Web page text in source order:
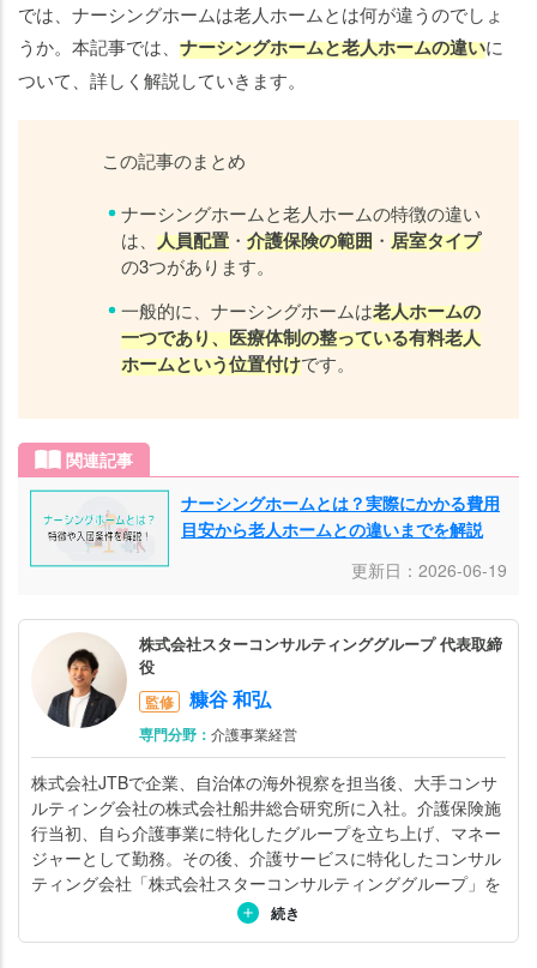
では、ナーシングホームは老人ホームとは何が違うのでしょ
うか。本記事では、 ナーシングホームと老人ホームの違いに
ついて、詳しく解説していきます。
この記事のまとめ
ナーシングホームと老人ホームの特徴の違い
は、 人員配置 ・ 介護保険の範囲 ・ 居室タイプ
の3つがあります。
一般的に、ナーシングホームは老人ホームの
一つであり、医療体制の整っている有料老人
ホームという位置付けです。
関連記事
ナーシングホームとは？実際にかかる費用
目安から老人ホームとの違いまでを解説
更新日：2026-06-19
株式会社スターコンサルティンググループ 代表取締
役
監修 糠谷 和弘
専門分野： 介護事業経営
株式会社JTBで企業、自治体の海外視察を担当後、大手コンサ
ルティング会社の株式会社船井総合研究所に入社。介護保険施
行当初、自ら介護事業に特化したグループを立ち上げ、マネー
ジャーとして勤務。その後、介護サービスに特化したコンサル
ティング会社「株式会社スターコンサルティンググループ」を
立ち上げ、専門家集団として活動している。サポート領域とし
続き
該
当
す
ご
せ
ナ
ー
ン
グ
ホ
ー
ム
を
見
つ
け
ま